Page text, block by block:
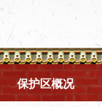
保护区概况